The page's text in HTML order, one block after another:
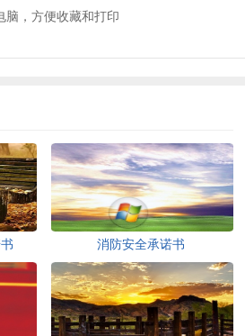
脑，方便收藏和打印
消防安全承诺书